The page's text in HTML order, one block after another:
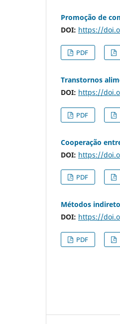
Promoção de
DOI: https://
PDF
Transtornos
DOI: https://
PDF
Cooperação
DOI: https://
PDF
Métodos
DOI: https://
PDF